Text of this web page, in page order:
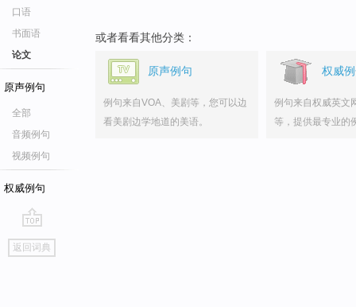
口语
书面语
论文
原声例句
全部
音频例句
视频例句
权威例句
go
top
返回词典
或者看看其他分类：
原声例句
例句来自VOA、美剧等，您可以边
看美剧边学地道的美语。
权威
例句来自权威英文
等，提供最专业的